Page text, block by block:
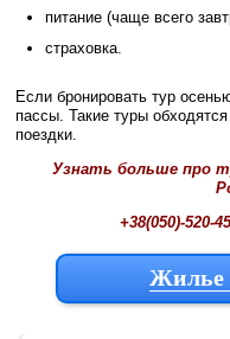
питание (чаще всего
страховка.
Если бронировать тур
пассы. Такие туры
поездки.
Узнать больше про
+38(050)-
Жилье